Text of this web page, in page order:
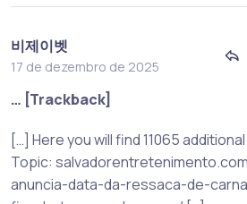
비제이벳
17 de dezembro de 2025
… [Trackback]
[…] Here you will find 11065
Topic:
anuncia-data-da-ressaca-de-